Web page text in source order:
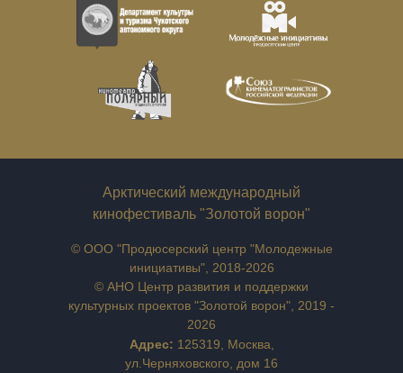
Арктический международный
кинофестиваль "Золотой ворон"
Адрес: 125319, Москва,
ул.Черняховского, дом 16
© ООО "Продюсерский центр "Молодежные
инициативы", 2018-2026
© АНО Центр развития и поддержки
культурных проектов "Золотой ворон", 2019 -
2026